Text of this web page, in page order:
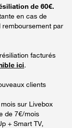
de 60€.
en cas de
par
facturés
ici.
clients
sur Livebox
de 7€/mois
+ Smart TV,